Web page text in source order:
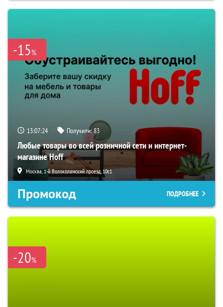
-15%
13:07:23 Получили:83
Любые товары во всей розничной сети и интернет-
магазине Hoff
Москва, 1-й Волоколамский проезд, 10с1
Промокод ПОДРОБНЕЕ
-20%